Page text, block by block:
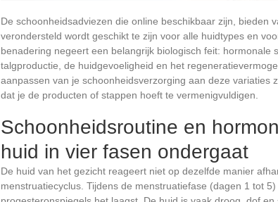
De schoonheidsadviezen die online beschikbaar zijn, bieden
verondersteld wordt geschikt te zijn voor alle huidtypes en
benadering negeert een belangrijk biologisch feit: hormonale
talgproductie, de huidgevoeligheid en het
aanpassen van je schoonheidsverzorging aan deze variaties
dat je de producten of stappen hoeft te vermenigvuldigen.
Schoonheidsroutine en
huid in vier fasen ondergaat
De huid van het gezicht reageert niet op dezelfde manier
menstruatiecyclus. Tijdens de menstruatiefase (dagen 1 tot